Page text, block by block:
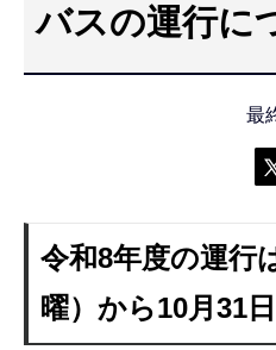
バスの運行に
最
令和8年度の運行
曜）から10月31日